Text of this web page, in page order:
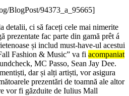
BlogPost/94373_a_95665]
detalii, ci să faceți cele mai nimerite
prezentate fac parte din gamă prêt á
și includ must-have-ul acestui
Fashion & Music” va fi acompaniat
MC Passo, Sean Jay Dee.
dar și alți artiști, vor asigura
prezentări de toamnă ale altor
vor fi găzduite de Iulius Mall